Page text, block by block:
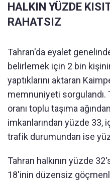
HALKIN YÜZDE
RAHATSIZ
Tahran'da eyalet
belirlemek için 2 bin
yaptıklarını aktaran
memnuniyeti sorgulandı.
oranı toplu taşıma
imkanlarından yüzde 33,
trafik durumundan ise
Tahran halkının yüzde
18'inin düzensiz